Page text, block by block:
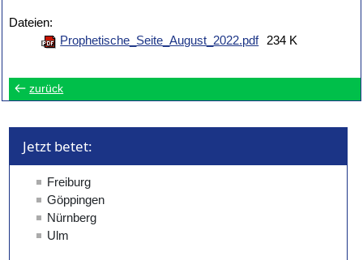
Dateien:
Prophetische_Seite_August_2022.pdf
234 K
zurück
Jetzt betet: